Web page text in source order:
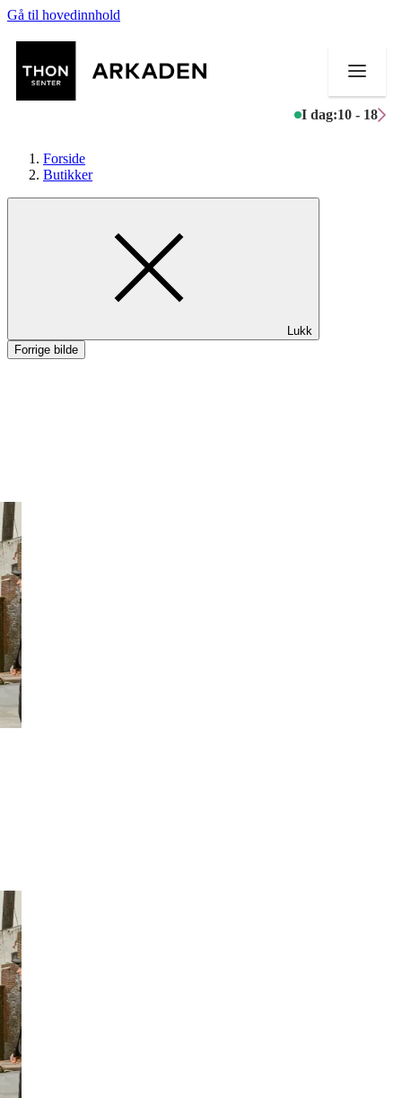
Gå til hovedinnhold
I dag:10 - 18
Mat og drikke
Tilbud
Forside
Butikker
Lukk
Forrige bilde